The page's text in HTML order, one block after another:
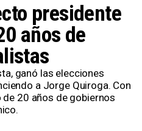
presidente
años de
ganó las elecciones
a Jorge Quiroga. Con
20 años de gobiernos